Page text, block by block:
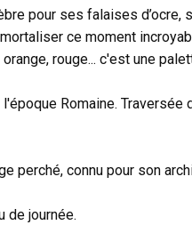
pour ses falaises d’ocre,
ce moment
rouge... c'est une
Romaine.
perché, connu pour son
de journée.